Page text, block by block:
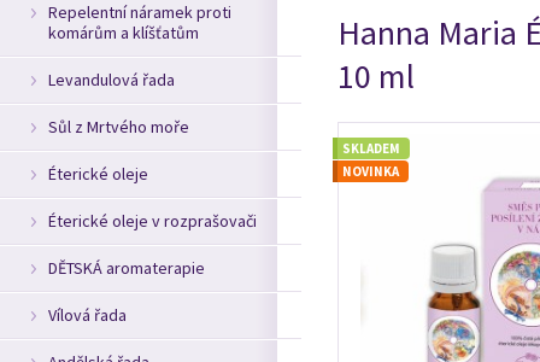
Hanna Maria
10 ml
SKLADEM
NOVINKA
Repelentní náramek proti
komárům a klíšťatům
Levandulová řada
Sůl z Mrtvého moře
Éterické oleje
Éterické oleje v rozprašovači
DĚTSKÁ aromaterapie
Vílová řada